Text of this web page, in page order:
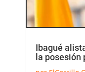
Ibagué
la posesión